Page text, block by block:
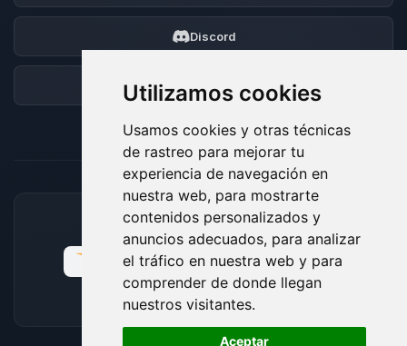
Utilizamos cookies
Usamos cookies y otras técnicas
de rastreo para mejorar tu
experiencia de navegación en
nuestra web, para mostrarte
contenidos personalizados y
anuncios adecuados, para analizar
el tráfico en nuestra web y para
comprender de donde llegan
nuestros visitantes.
Aceptar
Discord
Foro
MÉTODOS DE PAGO ACEPTADOS
🍪